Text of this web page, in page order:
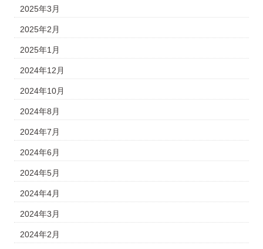
2025年3月
2025年2月
2025年1月
2024年12月
2024年10月
2024年8月
2024年7月
2024年6月
2024年5月
2024年4月
2024年3月
2024年2月